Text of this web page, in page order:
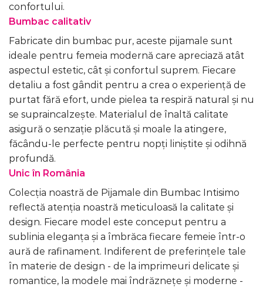
confortului.
Bumbac calitativ
Fabricate din bumbac pur, aceste pijamale sunt
ideale pentru femeia modernă care apreciază atât
aspectul estetic, cât și confortul suprem. Fiecare
detaliu a fost gândit pentru a crea o experiență de
purtat fără efort, unde pielea ta respiră natural și nu
se supraincalzește. Materialul de înaltă calitate
asigură o senzație plăcută și moale la atingere,
făcându-le perfecte pentru nopți liniștite și odihnă
profundă.
Unic în România
Colecția noastră de Pijamale din Bumbac Intisimo
reflectă atenția noastră meticuloasă la calitate și
design. Fiecare model este conceput pentru a
sublinia eleganța și a îmbrăca fiecare femeie într-o
aură de rafinament. Indiferent de preferințele tale
în materie de design - de la imprimeuri delicate și
romantice, la modele mai îndrăznețe și moderne -